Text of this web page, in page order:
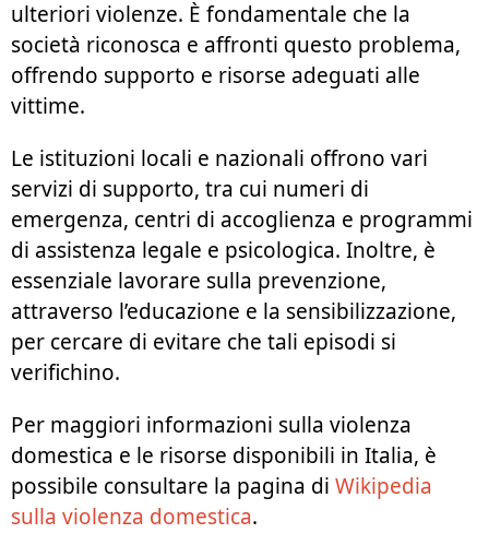
ulteriori violenze. È fondamentale che la
società riconosca e affronti questo problema,
offrendo supporto e risorse adeguati alle
vittime.
Le istituzioni locali e nazionali offrono vari
servizi di supporto, tra cui numeri di
emergenza, centri di accoglienza e programmi
di assistenza legale e psicologica. Inoltre, è
essenziale lavorare sulla prevenzione,
attraverso l’educazione e la sensibilizzazione,
per cercare di evitare che tali episodi si
verifichino.
Per maggiori informazioni sulla violenza
domestica e le risorse disponibili in Italia, è
possibile consultare la pagina di Wikipedia
sulla violenza domestica.